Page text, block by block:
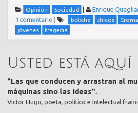
Opinión Sociedad Enrique
1 comentario
boliche chicos
jóvenes
tragedia
Usted está aquí
"Las que conducen y arrastran al
máquinas sino las ideas".
Victor Hugo, poeta, político e intelectual